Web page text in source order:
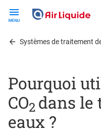
contentSystèmes de traitement
Pourquoi
CO2 dans le
eaux ?